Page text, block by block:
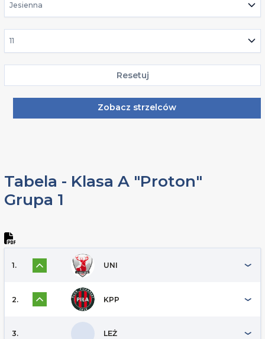
Jesienna
11
Resetuj
Zobacz strzelców
Tabela - Klasa A "Proton"
Grupa 1
1. UNI
2. KPP
3. LEŻ